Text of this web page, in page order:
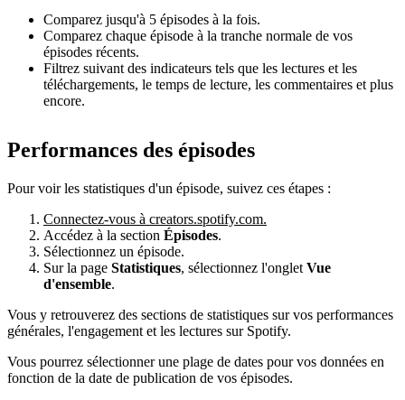
Comparez jusqu'à 5 épisodes à la fois.
Comparez chaque épisode à la tranche normale de vos
épisodes récents.
Filtrez suivant des indicateurs tels que les lectures et les
téléchargements, le temps de lecture, les commentaires et plus
encore.
Performances des épisodes
Pour voir les statistiques d'un épisode, suivez ces étapes :
Connectez-vous à creators.spotify.com.
Accédez à la section Épisodes.
Sélectionnez un épisode.
Sur la page Statistiques, sélectionnez l'onglet Vue
d'ensemble.
Vous y retrouverez des sections de statistiques sur vos performances
générales, l'engagement et les lectures sur Spotify.
Vous pourrez sélectionner une plage de dates pour vos données en
fonction de la date de publication de vos épisodes.